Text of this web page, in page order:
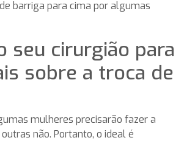
barriga para cima por algumas
seu cirurgião para
sobre a troca de
mulheres precisarão fazer a
não. Portanto, o ideal é